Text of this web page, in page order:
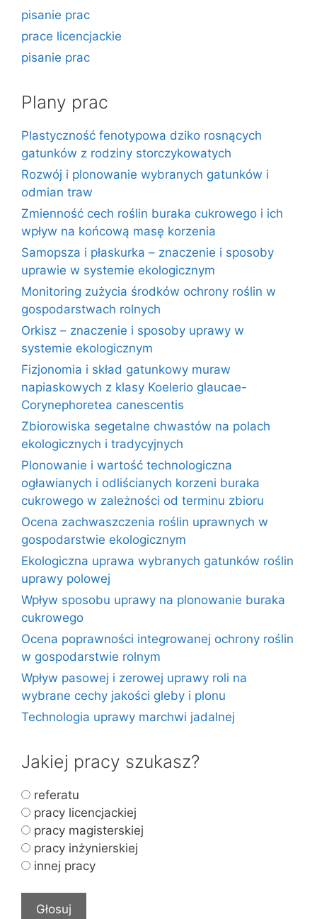
pisanie prac
prace licencjackie
pisanie prac
Plany prac
Plastyczność fenotypowa dziko rosnących
gatunków z rodziny storczykowatych
Rozwój i plonowanie wybranych gatunków i
odmian traw
Zmienność cech roślin buraka cukrowego i ich
wpływ na końcową masę korzenia
Samopsza i płaskurka – znaczenie i sposoby
uprawie w systemie ekologicznym
Monitoring zużycia środków ochrony roślin w
gospodarstwach rolnych
Orkisz – znaczenie i sposoby uprawy w
systemie ekologicznym
Fizjonomia i skład gatunkowy muraw
napiaskowych z klasy Koelerio glaucae-
Corynephoretea canescentis
Zbiorowiska segetalne chwastów na polach
ekologicznych i tradycyjnych
Plonowanie i wartość technologiczna
ogławianych i odliścianych korzeni buraka
cukrowego w zależności od terminu zbioru
Ocena zachwaszczenia roślin uprawnych w
gospodarstwie ekologicznym
Ekologiczna uprawa wybranych gatunków roślin
uprawy polowej
Wpływ sposobu uprawy na plonowanie buraka
cukrowego
Ocena poprawności integrowanej ochrony roślin
w gospodarstwie rolnym
Wpływ pasowej i zerowej uprawy roli na
wybrane cechy jakości gleby i plonu
Technologia uprawy marchwi jadalnej
Jakiej pracy szukasz?
referatu
pracy licencjackiej
pracy magisterskiej
pracy inżynierskiej
innej pracy